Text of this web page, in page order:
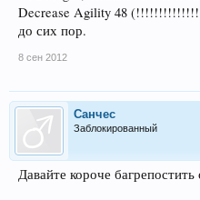
Decrease Agility 48
до сих пор.
8 сен 2012
Санчес
Заблокированный
Давайте короче